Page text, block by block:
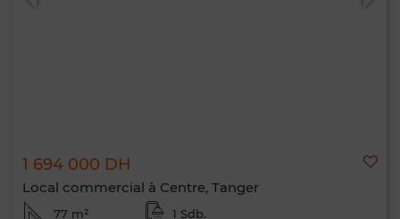
1 694 000 DH
Local commercial à Centre, Tanger
77 m² 1 Sdb.